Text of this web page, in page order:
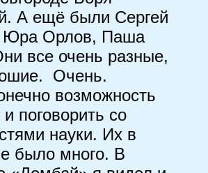
А ещё были Сергей
Юра Орлов, Паша
все очень разные,
Очень.
возможность
поговорить со
науки. Их в
было много. В